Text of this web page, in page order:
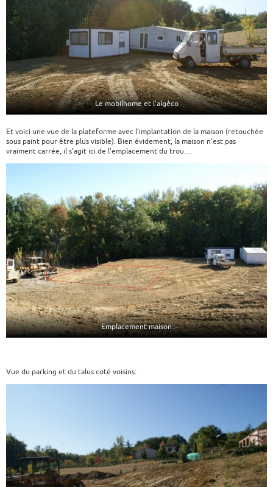
Le mobilhome et l'algéco
Et voici une vue de la plateforme avec l’implantation de la maison (retouchée
sous paint pour être plus visible). Bien évidement, la maison n’est pas
vraiment carrée, il s’agit ici de l’emplacement du trou…
Emplacement maison
Vue du parking et du talus coté voisins: